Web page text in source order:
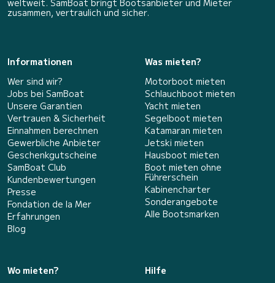
weltweit. SamBoat bringt Bootsanbieter und Mieter
zusammen, vertraulich und sicher.
Informationen
Wer sind wir?
Jobs bei SamBoat
Unsere Garantien
Vertrauen & Sicherheit
Einnahmen berechnen
Gewerbliche Anbieter
Geschenkgutscheine
SamBoat Club
Kundenbewertungen
Presse
Fondation de la Mer
Erfahrungen
Blog
Was mieten?
Motorboot mieten
Schlauchboot mieten
Yacht mieten
Segelboot mieten
Katamaran mieten
Jetski mieten
Hausboot mieten
Boot mieten ohne
Führerschein
Kabinencharter
Sonderangebote
Alle Bootsmarken
Wo mieten?
Hilfe